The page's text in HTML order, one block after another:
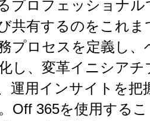
プロフェッショナル
共有するのをこれま
プロセスを定義し、
し、変革イニシアチ
運用インサイトを把
Off 365を使用する